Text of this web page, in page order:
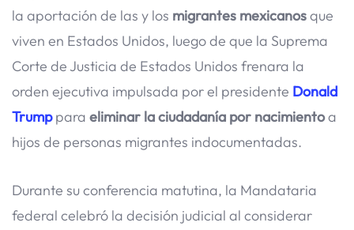
la aportación de las y los migrantes mexicanosque
viven en Estados Unidos, luego de que la Suprema
Corte de Justicia de Estados Unidos frenara la
orden ejecutiva impulsada por el presidente Donald
Trumppara eliminar la ciudadanía por nacimientoa
hijos de personas migrantes indocumentadas.
Durante su conferencia matutina, la Mandataria
federal celebró la decisión judicial al considerar